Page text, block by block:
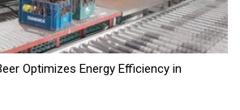
Optimizes Energy Efficiency in